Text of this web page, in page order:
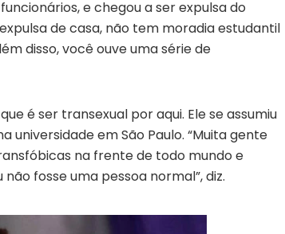
e chegou a ser expulsa do
de casa, não tem moradia estudantil
disso, você ouve uma série de
é ser transexual por aqui. Ele se assumiu
universidade em São Paulo. “Muita gente
na frente de todo mundo e
fosse uma pessoa normal”, diz.